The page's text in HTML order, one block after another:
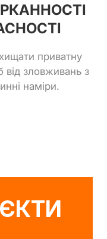
приватну
від зловживань з
наміри.